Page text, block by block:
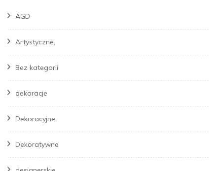
AGD
Artystyczne,
Bez kategorii
dekoracje
Dekoracyjne.
Dekoratywne